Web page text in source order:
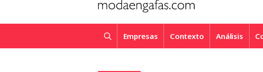
Empresas Contexto Análisis